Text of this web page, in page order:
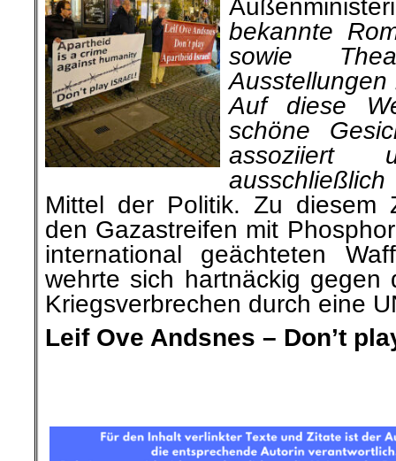
bekannte
sowie
Auf diese
schöne
assoziiert
Mittel der Politik. Zu diesem
den Gazastreifen mit
international geächteten
wehrte sich hartnäckig gegen
Kriegsverbrechen durch eine
Leif Ove Andsnes – Don’t